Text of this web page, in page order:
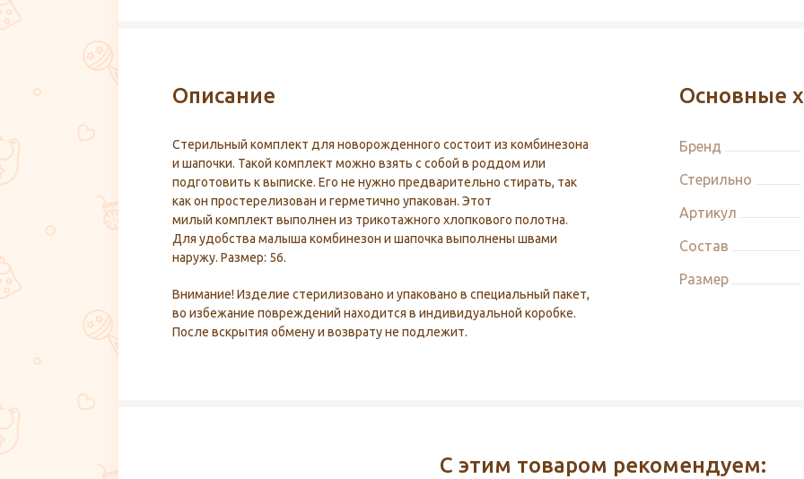
Описание
Стерильный комплект для новорожденного состоит из комбинезона
и шапочки. Такой комплект можно взять с собой в роддом или
подготовить к выписке. Его не нужно предварительно стирать, так
как он простерелизован и герметично упакован. Этот
милый комплект выполнен из трикотажного хлопкового полотна.
Для удобства малыша комбинезон и шапочка выполнены швами
наружу. Размер: 56.
Внимание! Изделие стерилизовано и упаковано в специальный пакет,
во избежание повреждений находится в индивидуальной коробке.
После вскрытия обмену и возврату не подлежит.
Основные
Бренд
Стерильно
Артикул
Состав
Размер
С этим товаром рекомендуем: